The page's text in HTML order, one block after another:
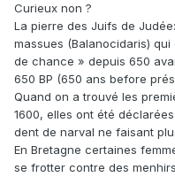
Curieux non ?
La pierre des Juifs de
massues (Balanocidaris)
de chance » depuis 650
650 BP (650 ans before
Quand on a trouvé les
1600, elles ont été
dent de narval ne faisant
En Bretagne certaines
se frotter contre des